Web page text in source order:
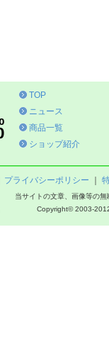
TOP
ニュース
商品一覧
ショップ紹介
プライバシーポリシー
当サイトの文章、画像等の
Copyright© 2003-